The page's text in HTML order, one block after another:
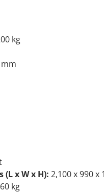
kg
x W x H): 2,100 x 990 x
kg